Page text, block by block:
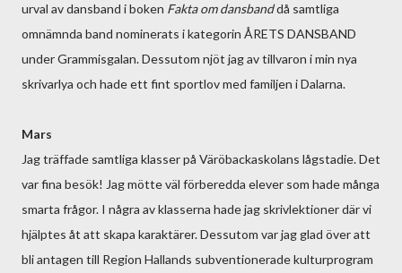
urval av dansband i boken Fakta om dansbanddå samtliga
omnämnda band nominerats i kategorin ÅRETS DANSBAND
under Grammisgalan. Dessutom njöt jag av tillvaron i min nya
skrivarlya och hade ett fint sportlov med familjen i Dalarna.
Mars
Jag träffade samtliga klasser på Väröbackaskolans lågstadie. Det
var fina besök! Jag mötte väl förberedda elever som hade många
smarta frågor. I några av klasserna hade jag skrivlektioner där vi
hjälptes åt att skapa karaktärer. Dessutom var jag glad över att
bli antagen till Region Hallands subventionerade kulturprogram